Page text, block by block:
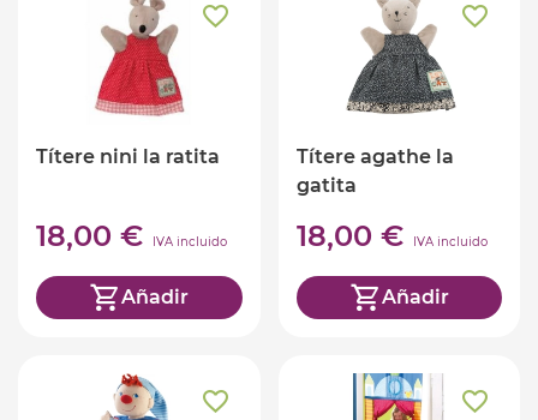
Títere nini la ratita
18,00 € IVA incluido
Añadir
Títere agathe la
gatita
18,00 € IVA incluido
Añadir